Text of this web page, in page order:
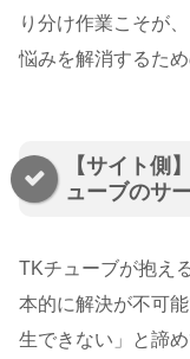
り分け作業こそが
悩みを解消するた
【サイト側
ューブのサ
TKチューブが抱え
本的に解決が不可
生できない」と諦